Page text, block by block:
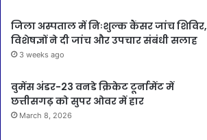
जिला अस्पताल में निःशुल्क कैंसर जांच शिविर,
विशेषज्ञों ने दी जांच और उपचार संबंधी सलाह
3 weeks ago
वुमेंस अंडर-23 वनडे क्रिकेट टूर्नामेंट में
छत्तीसगढ़ को सुपर ओवर में हार
March 8, 2026